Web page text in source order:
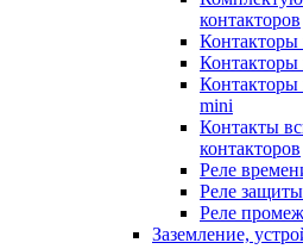
контакторов
mini
Контакты
контакторов
Реле
Реле
Реле
Заземление,